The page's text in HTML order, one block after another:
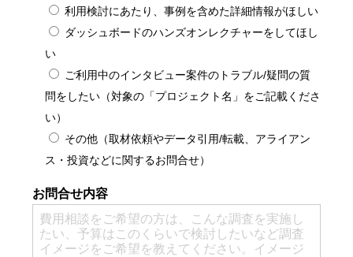
利用検討にあたり、事例を含めた詳細情報がほしい
ダッシュボードのハンズオンレクチャーをしてほし
い
ご利用中のインタビュー案件のトラブル/疑問の質
問をしたい（対象の「プロジェクト名」をご記載くださ
い）
その他（取材依頼やデータ引用/転載、アライアン
ス・投資などに関するお問合せ）
お問合せ内容